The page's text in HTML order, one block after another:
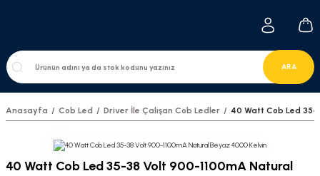
ARA
Anasayfa Cob Led Driver İle Çalışan Cob Ledler 40 Watt Cob Led 35-
40 Watt Cob Led 35-38 Volt 900-1100mA Natural